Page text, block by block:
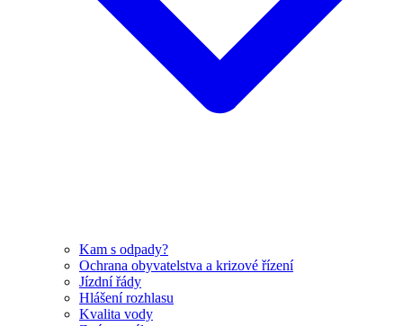
Kam s odpady?
Ochrana obyvatelstva a krizové řízení
Jízdní řády
Hlášení rozhlasu
Kvalita vody